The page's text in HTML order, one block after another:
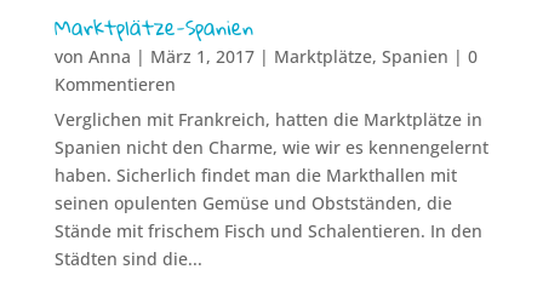
Marktplätze-Spanien
von Anna | März 1, 2017| Marktplätze, Spanien | 0
Kommentieren
Verglichen mit Frankreich, hatten die Marktplätze in
Spanien nicht den Charme, wie wir es kennengelernt
haben. Sicherlich findet man die Markthallen mit
seinen opulenten Gemüse und Obstständen, die
Stände mit frischem Fisch und Schalentieren. In den
Städten sind die...